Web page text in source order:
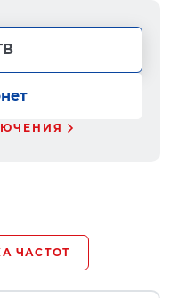
ЧАСТОТ